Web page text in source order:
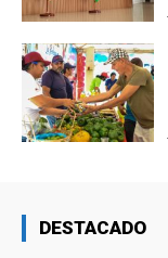
DESTACADO